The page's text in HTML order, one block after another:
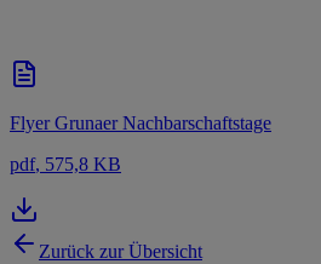
Flyer Grunaer Nachbarschaftstage
pdf, 575,8 KB
Zurück zur Übersicht